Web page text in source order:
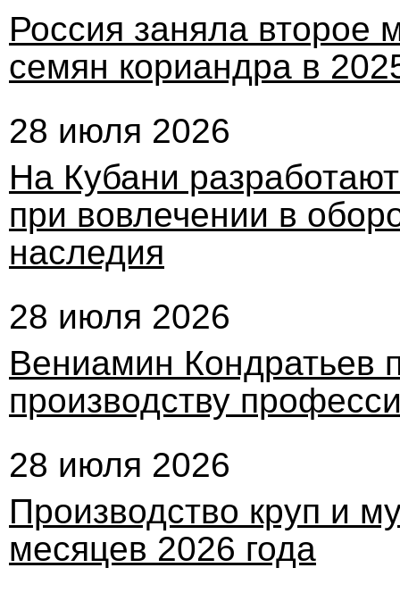
Россия заняла второе
семян кориандра в
28 июля 2026
На Кубани
при вовлечении в
наследия
28 июля 2026
Вениамин Кондратьев
производству
28 июля 2026
Производство круп и
месяцев 2026 года